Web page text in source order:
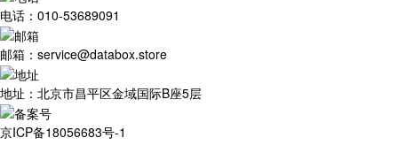
电话：010-53689091
邮箱：service@databox.store
地址：北京市昌平区金域国际B座5层
京ICP备18056683号-1